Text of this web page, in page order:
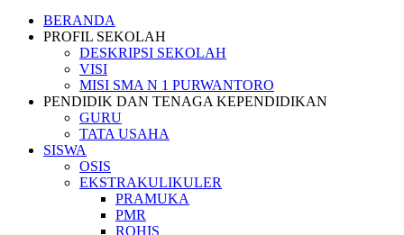
BERANDA
PROFIL SEKOLAH
DESKRIPSI SEKOLAH
VISI
MISI SMA N 1 PURWANTORO
PENDIDIK DAN TENAGA KEPENDIDIKAN
GURU
TATA USAHA
SISWA
OSIS
EKSTRAKULIKULER
PRAMUKA
PMR
ROHIS